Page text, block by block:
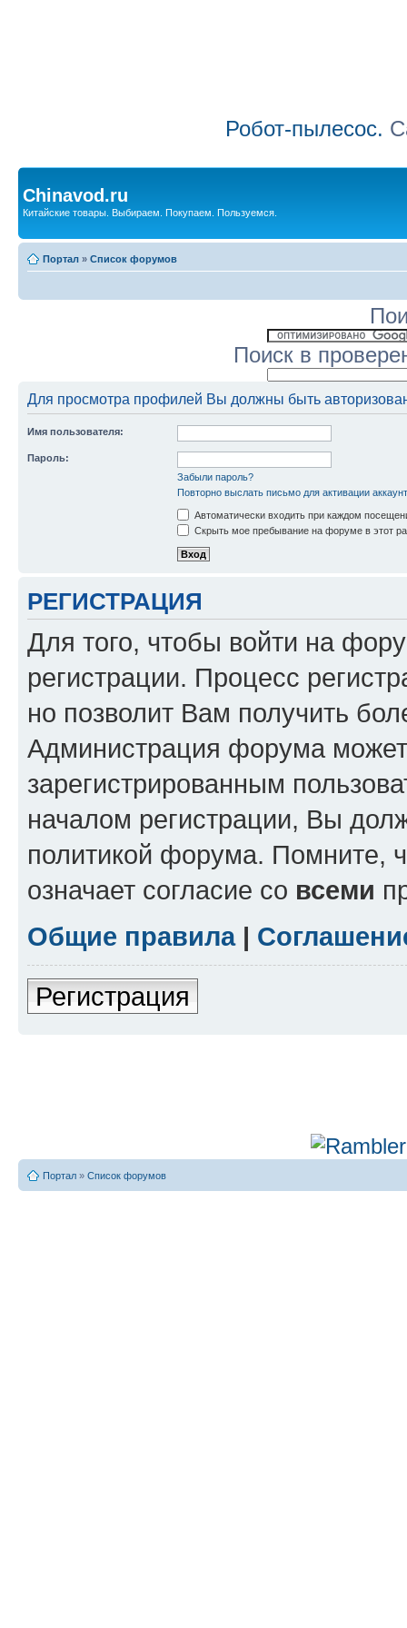
Робот-пылесос.
Chinavod.ru
Китайские товары. Выбираем. Покупаем. Пользуемся.
Портал » Список форумов
Поиск в
Для просмотра профилей Вы должны быть
Имя пользователя:
Пароль:
Забыли пароль?
Повторно выслать письмо для активации
Автоматически входить при каждом
Скрыть мое пребывание на форуме в этот
РЕГИСТРАЦИЯ
Для того, чтобы войти на
регистрации. Процесс
но позволит Вам получить
Администрация форума может
зарегистрированным
началом регистрации, Вы
политикой форума. Помните,
означает согласие со всеми
Общие правила|
Регистрация
Портал » Список форумов